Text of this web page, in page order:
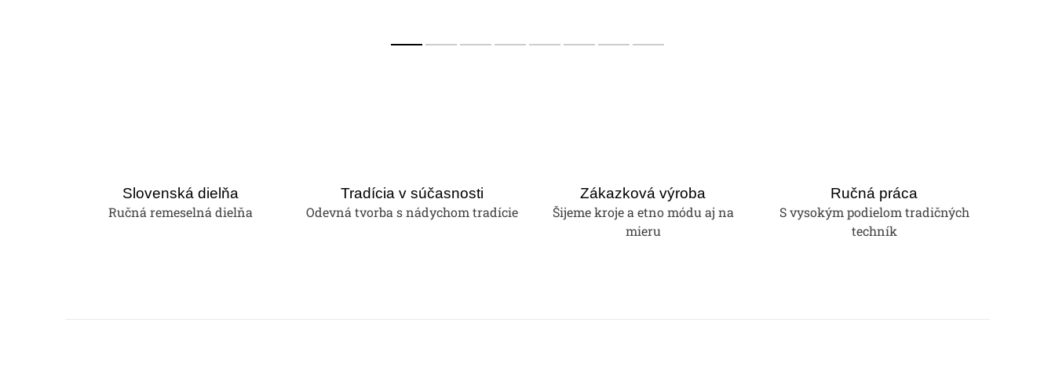
Slovenská dielňa
Ručná remeselná dielňa
Tradícia v súčasnosti
Odevná tvorba s nádychom tradície
Zákazková výroba
Šijeme kroje a etno módu aj na
mieru
Ručná práca
S vysokým podielom tradičných
techník